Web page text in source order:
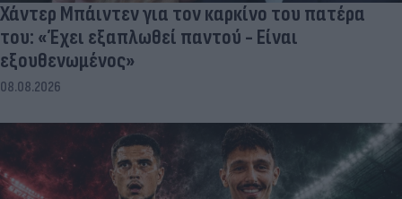
Χάντερ Μπάιντεν για τον καρκίνο του πατέρα
του: «Έχει εξαπλωθεί παντού - Είναι
εξουθενωμένος»
08.08.2026